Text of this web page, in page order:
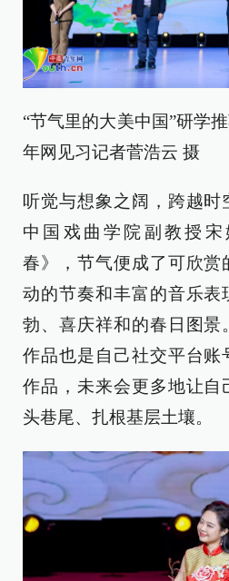
“节气里的大美中国”研学
年网见习记者菅浩云 摄
听觉与想象之阔，跨越时
中国戏曲学院副教授
春》，节气便成了可欣赏
动的节奏和丰富的音乐表
勃、喜庆祥和的春日图景
作品也是自己社交平台账
作品，未来会更多地让自
头巷尾、扎根基层土壤。